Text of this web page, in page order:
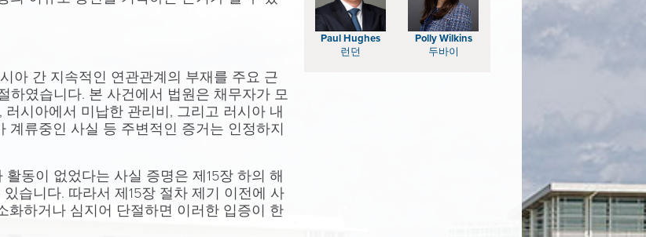
아 간 지속적인 연관관계의 부재를 주요 근
하였습니다. 본 사건에서 법원은 채무자가 모
시아에서 미납한 관리비, 그리고 러시아 내
계류중인 사실 등 주변적인 증거는 인정하지
동이 없었다는 사실 증명은 제15장 하의 해
습니다. 따라서 제15장 절차 제기 이전에 사
화하거나 심지어 단절하면 이러한 입증이 한
Paul Hughes
런던
Polly Wilkins
두바이